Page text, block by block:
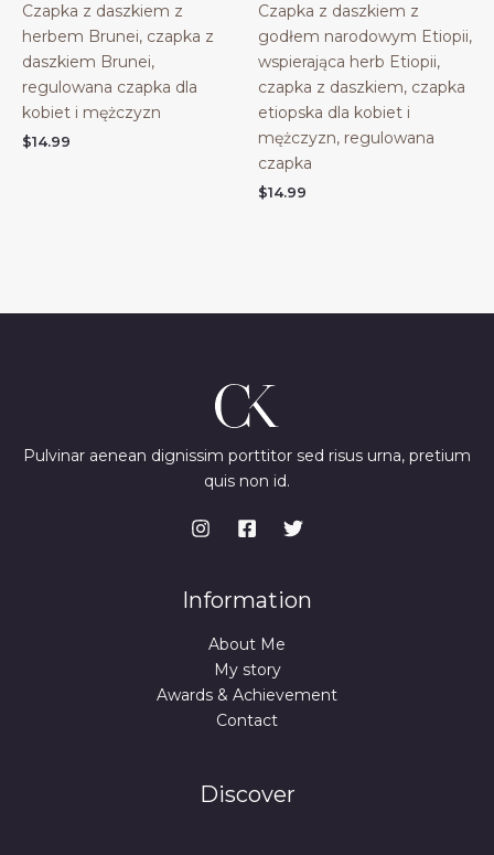
Czapka z daszkiem z
herbem Brunei, czapka z
daszkiem Brunei,
regulowana czapka dla
kobiet i mężczyzn
$14.99
Czapka z daszkiem z
godłem narodowym Etiopii,
wspierająca herb Etiopii,
czapka z daszkiem, czapka
etiopska dla kobiet i
mężczyzn, regulowana
czapka
$14.99
Pulvinar aenean dignissim porttitor sed risus urna, pretium
quis non id.
Information
About Me
My story
Awards & Achievement
Contact
Discover